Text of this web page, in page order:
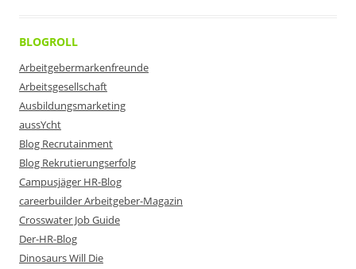
BLOGROLL
Arbeitgebermarkenfreunde
Arbeitsgesellschaft
Ausbildungsmarketing
aussYcht
Blog Recrutainment
Blog Rekrutierungserfolg
Campusjäger HR-Blog
careerbuilder Arbeitgeber-Magazin
Crosswater Job Guide
Der-HR-Blog
Dinosaurs Will Die